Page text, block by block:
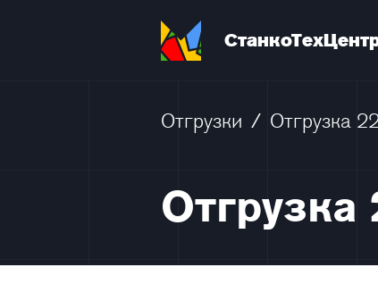
Отгрузки / Отгрузка
Отгрузка